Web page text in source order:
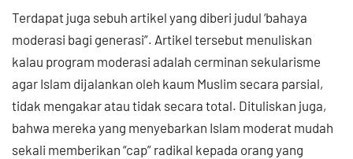
Terdapat juga sebuh artikel yang diberi judul ‘bahaya
moderasi bagi generasi”. Artikel tersebut menuliskan
kalau program moderasi adalah cerminan sekularisme
agar Islam dijalankan oleh kaum Muslim secara parsial,
tidak mengakar atau tidak secara total. Dituliskan juga,
bahwa mereka yang menyebarkan Islam moderat mudah
sekali memberikan “cap” radikal kepada orang yang